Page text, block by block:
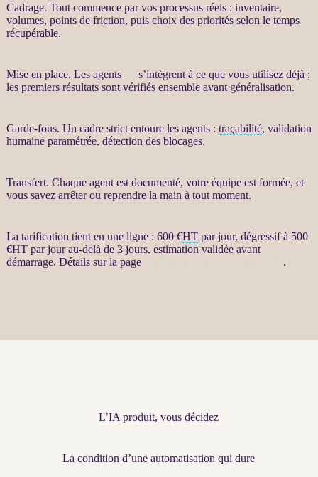
Cadrage. Tout commence par vos processusréels : inventaire,
volumes, points de friction, puis choix des priorités selon le temps
récupérable.
Mise en place. Les agents
s’intègrent à ce que vous utilisez déjà ;
les premiers résultats sont vérifiés ensemble avant généralisation.
Garde-fous. Un cadre strict entoure les agents: traçabilité, validation
humaine paramétrée, détection des blocages.
Transfert. Chaque agentest documenté, votre équipe est formée, et
vous savez arrêter ou reprendre la main à tout moment.
La tarification tient en une ligne : 600 €HTpar jour, dégressif à 500
€HTpar jour au-delà de 3 jours, estimation validée avant
démarrage. Détails sur la page
.
L’IA produit, vous décidez
La condition d’une automatisation qui dure